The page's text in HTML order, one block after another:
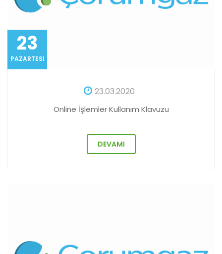
23
PAZARTESI
23.03.2020
Online İşlemler Kullanım Klavuzu
DEVAMI